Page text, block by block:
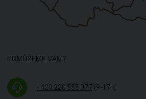
POMŮŽEME VÁM?
+420 220 555 077 (9-17h)